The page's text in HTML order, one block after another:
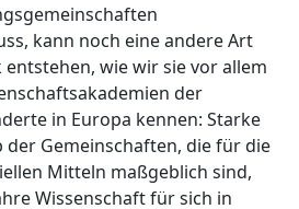
kann noch eine andere Art
wie wir sie vor allem
der
in Europa kennen: Starke
Gemeinschaften, die für die
Mitteln maßgeblich sind,
Wissenschaft für sich in